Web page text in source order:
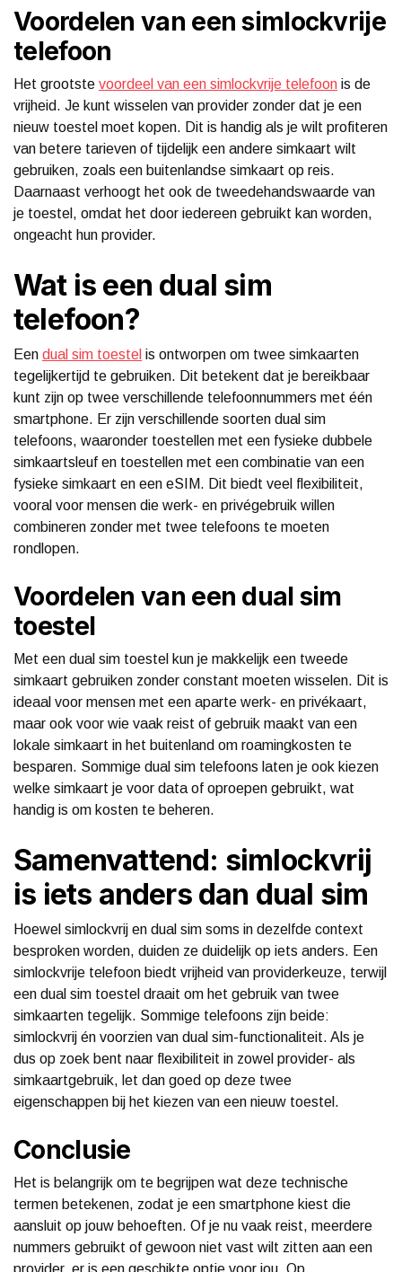
Voordelen van een simlockvrije
telefoon
Het grootste voordeel van een simlockvrije telefoon is de
vrijheid. Je kunt wisselen van provider zonder dat je een
nieuw toestel moet kopen. Dit is handig als je wilt profiteren
van betere tarieven of tijdelijk een andere simkaart wilt
gebruiken, zoals een buitenlandse simkaart op reis.
Daarnaast verhoogt het ook de tweedehandswaarde van
je toestel, omdat het door iedereen gebruikt kan worden,
ongeacht hun provider.
Wat is een dual sim
telefoon?
Een dual sim toestel is ontworpen om twee simkaarten
tegelijkertijd te gebruiken. Dit betekent dat je bereikbaar
kunt zijn op twee verschillende telefoonnummers met één
smartphone. Er zijn verschillende soorten dual sim
telefoons, waaronder toestellen met een fysieke dubbele
simkaartsleuf en toestellen met een combinatie van een
fysieke simkaart en een eSIM. Dit biedt veel flexibiliteit,
vooral voor mensen die werk- en privégebruik willen
combineren zonder met twee telefoons te moeten
rondlopen.
Voordelen van een dual sim
toestel
Met een dual sim toestel kun je makkelijk een tweede
simkaart gebruiken zonder constant moeten wisselen. Dit is
ideaal voor mensen met een aparte werk- en privékaart,
maar ook voor wie vaak reist of gebruik maakt van een
lokale simkaart in het buitenland om roamingkosten te
besparen. Sommige dual sim telefoons laten je ook kiezen
welke simkaart je voor data of oproepen gebruikt, wat
handig is om kosten te beheren.
Samenvattend: simlockvrij
is iets anders dan dual sim
Hoewel simlockvrij en dual sim soms in dezelfde context
besproken worden, duiden ze duidelijk op iets anders. Een
simlockvrije telefoon biedt vrijheid van providerkeuze, terwijl
een dual sim toestel draait om het gebruik van twee
simkaarten tegelijk. Sommige telefoons zijn beide:
simlockvrij én voorzien van dual sim-functionaliteit. Als je
dus op zoek bent naar flexibiliteit in zowel provider- als
simkaartgebruik, let dan goed op deze twee
eigenschappen bij het kiezen van een nieuw toestel.
Conclusie
Het is belangrijk om te begrijpen wat deze technische
termen betekenen, zodat je een smartphone kiest die
aansluit op jouw behoeften. Of je nu vaak reist, meerdere
nummers gebruikt of gewoon niet vast wilt zitten aan een
provider, er is een geschikte optie voor jou. Op